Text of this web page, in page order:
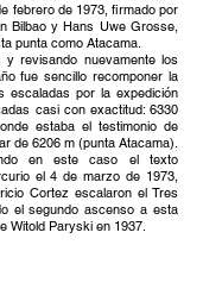
febrero de 1973, firmado por
Bilbao y Hans Uwe Grosse,
punta como Atacama.
revisando nuevamente los
fue sencillo recomponer la
escaladas por la expedición
casi con exactitud: 6330
estaba el testimonio de
de 6206 m (punta Atacama).
en este caso el texto
el 4 de marzo de 1973,
Cortez escalaron el Tres
el segundo ascenso a esta
Witold Paryski en 1937.